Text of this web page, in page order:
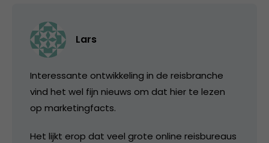
Lars
Interessante ontwikkeling in de reisbranche
vind het wel fijn nieuws om dat hier te lezen
op marketingfacts.
Het lijkt erop dat veel grote online reisbureaus